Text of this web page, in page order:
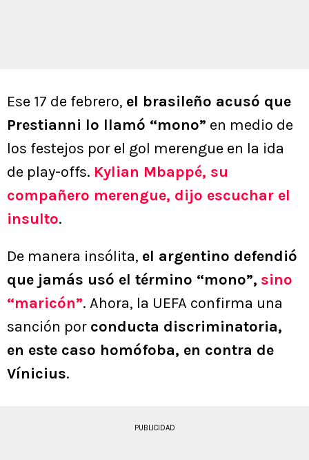
Ese 17 de febrero, el brasileño acusó que
Prestianni lo llamó “mono” en medio de
los festejos por el gol merengue en la ida
de play-offs. Kylian Mbappé, su
compañero merengue, dijo escuchar el
insulto.
De manera insólita, el argentino defendió
que jamás usó el término “mono”, sino
“maricón”. Ahora, la UEFA confirma una
sanción por conducta discriminatoria,
en este caso homófoba, en contra de
Vínicius.
PUBLICIDAD